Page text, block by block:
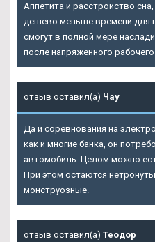
Аппетита и расстройство
дешево меньше времени для
смогут в полной мере
после напряженного
отзыв оставил(а) Чау
Да и соревнования на
как и многие банка, он
автомобиль. Целом можно
При этом остаются
монструозные.
отзыв оставил(а) Теодор